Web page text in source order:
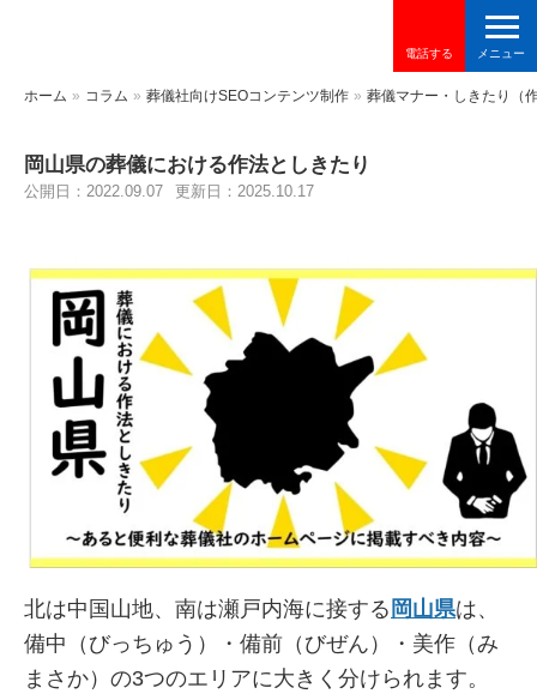
電話する
ホーム » コラム » 葬儀社向けSEOコンテンツ制作 » 葬儀マナー・しきたり（
岡山県の葬儀における作法としきたり
公開日：2022.09.07 更新日：2025.10.17
北は中国山地、南は瀬戸内海に接する 岡山県は、
備中（びっちゅう）・備前（びぜん）・美作（み
まさか）の3つのエリアに大きく分けられます。